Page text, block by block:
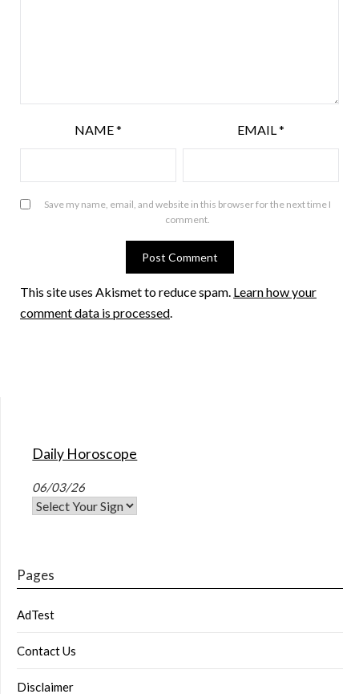
NAME* EMAIL*
Save my name, email, and website in this browser for the next time I
comment.
This site uses Akismet to reduce spam. Learn how your
comment data is processed.
Daily Horoscope
06/03/26
Pages
AdTest
Contact Us
Disclaimer